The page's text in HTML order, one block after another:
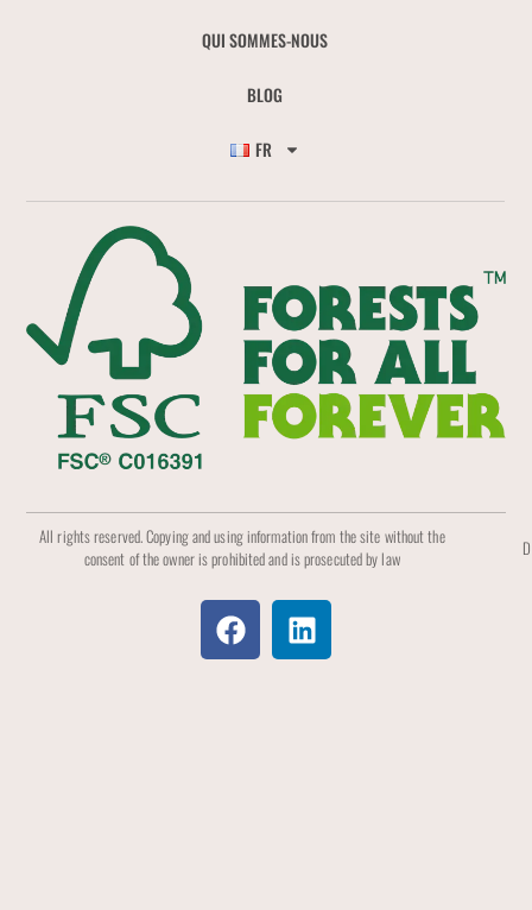
QUI SOMMES-NOUS
BLOG
FR
All rights reserved. Copying and using information from the site without the
consent of the owner is prohibited and is prosecuted by law